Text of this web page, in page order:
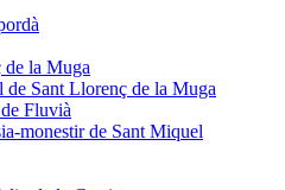
de la Muga
de Sant Llorenç de la Muga
Fluvià
monestir de Sant Miquel